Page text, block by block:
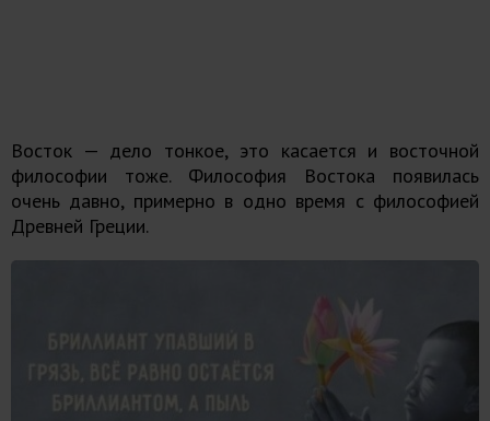
Восток — дело тонкое, это касается и восточной
философии тоже. Философия Востока появилась
очень давно, примерно в одно время с философией
Древней Греции.